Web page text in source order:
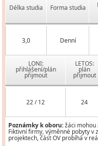
Délka studia Forma studia
3,0 Denní
LONI:
přihlášení/plán
přijmout
LETOS:
plán
přijmout
22 / 12 24
Poznámky k oboru:žáci
Fiktivní firmy, výměnné pobyty
projektech, část OV probíhá v